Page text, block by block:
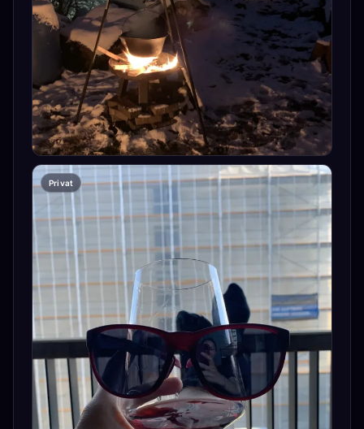
Privat